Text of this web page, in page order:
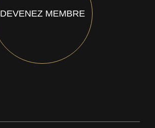
DEVENEZ MEMBRE